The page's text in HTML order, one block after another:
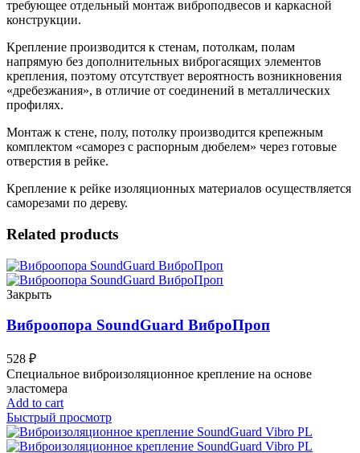
требующее отдельный монтаж виброподвесов и каркасной
конструкции.
Крепление производится к стенам, потолкам, полам
напрямую без дополнительных виброгасящих элементов
крепления, поэтому отсутствует вероятность возникновения
«дребезжания», в отличие от соединений в металлических
профилях.
Монтаж к стене, полу, потолку производится крепежным
комплектом «саморез с распорным дюбелем» через готовые
отверстия в рейке.
Крепление к рейке изоляционных материалов осуществляется
саморезами по дереву.
Related products
Закрыть
Виброопора SoundGuard ВиброПроп
528 ₽
Специальное виброизоляционное крепление на основе
эластомера
Add to cart
Быстрый просмотр